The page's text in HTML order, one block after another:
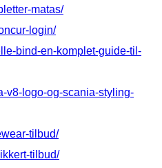
matas/
login/
bind-en-komplet-guide-til-
v8-logo-og-scania-styling-
tilbud/
tilbud/